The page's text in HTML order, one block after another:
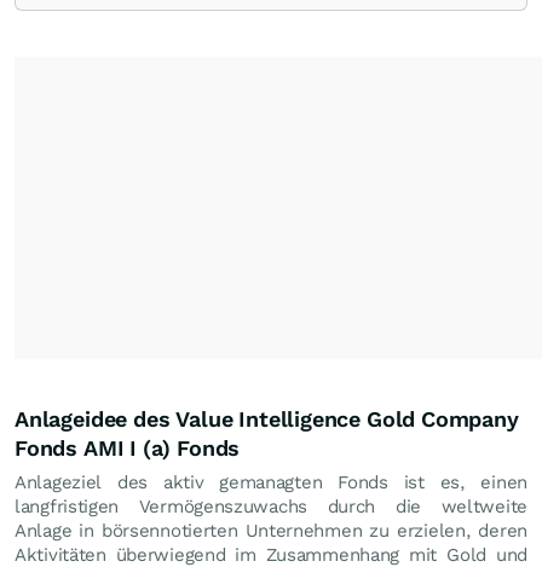
Anlageidee des Value Intelligence Gold Company
Fonds AMI I (a) Fonds
Anlageziel des aktiv gemanagten Fonds ist es, einen
langfristigen Vermögenszuwachs durch die weltweite
Anlage in börsennotierten Unternehmen zu erzielen, deren
Aktivitäten überwiegend im Zusammenhang mit Gold und